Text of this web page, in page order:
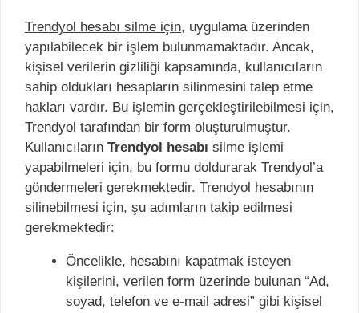
Trendyol hesabı silme için, uygulama üzerinden
yapılabilecek bir işlem bulunmamaktadır. Ancak,
kişisel verilerin gizliliği kapsamında, kullanıcıların
sahip oldukları hesapların silinmesini talep etme
hakları vardır. Bu işlemin gerçekleştirilebilmesi için,
Trendyol tarafından bir form oluşturulmuştur.
Kullanıcıların Trendyol hesabı silme işlemi
yapabilmeleri için, bu formu doldurarak Trendyol’a
göndermeleri gerekmektedir. Trendyol hesabının
silinebilmesi için, şu adımların takip edilmesi
gerekmektedir:
Öncelikle, hesabını kapatmak isteyen
kişilerini, verilen form üzerinde bulunan “Ad,
soyad, telefon ve e-mail adresi” gibi kişisel